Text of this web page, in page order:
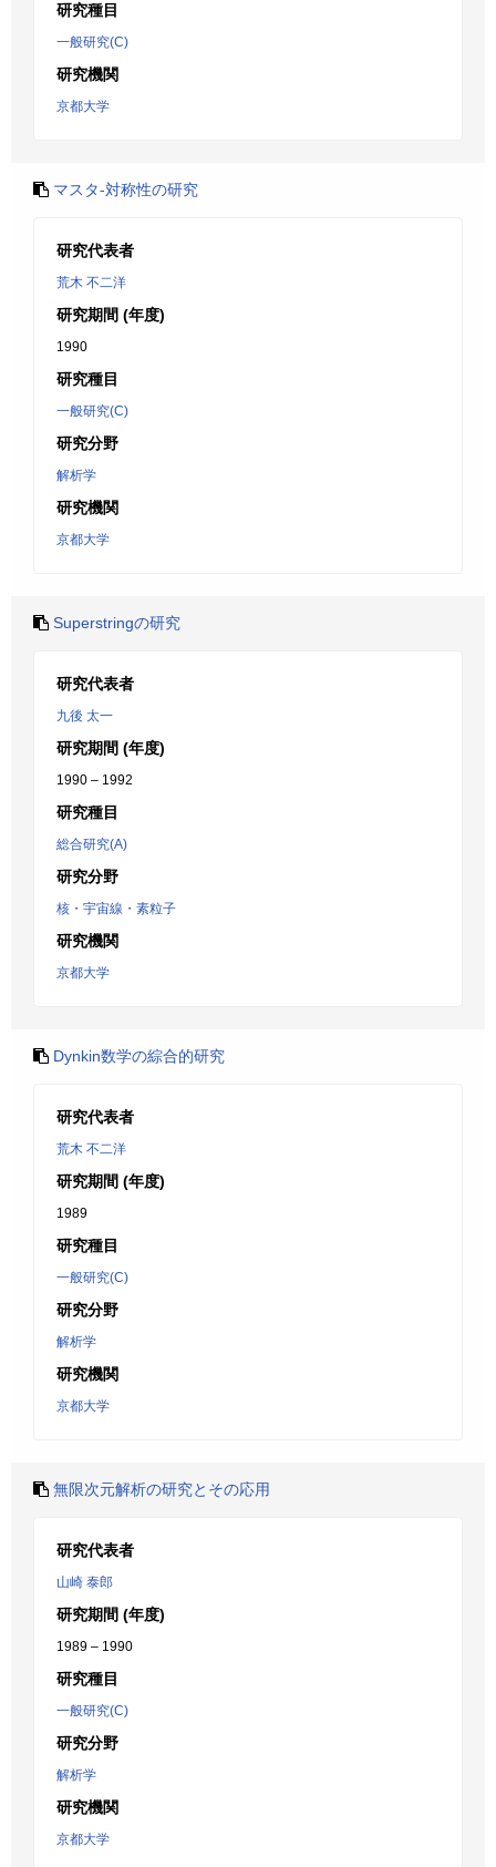
研究種目
一般研究(C)
研究機関
京都大学
マスタ-対称性の研究
研究代表者
荒木 不二洋
研究期間 (年度)
1990
研究種目
一般研究(C)
研究分野
解析学
研究機関
京都大学
Superstringの研究
研究代表者
九後 太一
研究期間 (年度)
1990 – 1992
研究種目
総合研究(A)
研究分野
核・宇宙線・素粒子
研究機関
京都大学
Dynkin数学の綜合的研究
研究代表者
荒木 不二洋
研究期間 (年度)
1989
研究種目
一般研究(C)
研究分野
解析学
研究機関
京都大学
無限次元解析の研究とその応用
研究代表者
山崎 泰郎
研究期間 (年度)
1989 – 1990
研究種目
一般研究(C)
研究分野
解析学
研究機関
京都大学